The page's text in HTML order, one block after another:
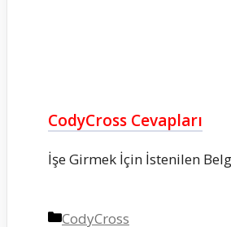
CodyCross Cevapları
İşe Girmek İçin İstenilen
Kategoriler
CodyCross